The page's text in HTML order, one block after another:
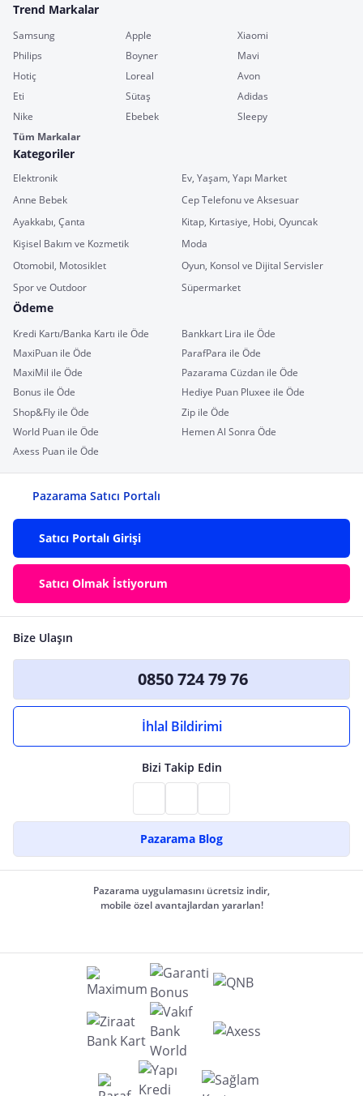
Trend Markalar
Samsung Apple
Xiaomi
Philips
Boyner
Mavi
Hotiç
Loreal
Avon
Eti
Sütaş
Adidas
Nike
Ebebek
Sleepy
Tüm Markalar
Kategoriler
Elektronik
Ev, Yaşam, Yapı Market
Anne Bebek
Cep Telefonu ve Aksesuar
Ayakkabı, Çanta
Kitap, Kırtasiye, Hobi, Oyuncak
Kişisel Bakım ve Kozmetik
Moda
Otomobil, Motosiklet
Oyun, Konsol ve Dijital Servisler
Spor ve Outdoor
Süpermarket
Ödeme
Kredi Kartı/Banka Kartı ile Öde
Bankkart Lira ile Öde
MaxiPuan ile Öde
ParafPara ile Öde
MaxiMil ile Öde
Pazarama Cüzdan ile Öde
Bonus ile Öde
Hediye Puan Pluxee ile Öde
Shop&Fly ile Öde
Zip ile Öde
World Puan ile Öde
Hemen Al Sonra Öde
Axess Puan ile Öde
Pazarama Satıcı Portalı
Satıcı Portalı Girişi
Satıcı Olmak İstiyorum
Bize Ulaşın
0850 724 79 76
İhlal Bildirimi
Bizi Takip Edin
Pazarama Blog
Pazarama uygulamasını ücretsiz indir,
mobile özel avantajlardan yararlan!